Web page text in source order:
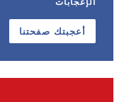
أعجبتك صفحتنا